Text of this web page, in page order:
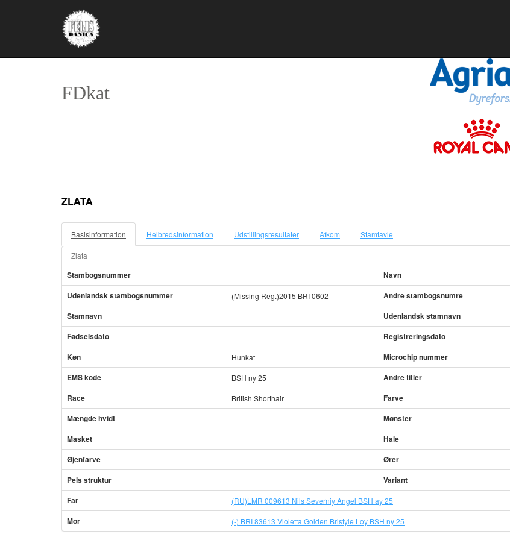
FDkat
ZLATA
Basisinformation Helbredsinformation Udstillingsresultater Afkom Stamtavle
Zlata
Stambogsnummer Navn
Udenlandsk stambogsnummer (Missing Reg.)2015 BRI 0602
Andre stambogsnumre
Stamnavn
Udenlandsk stamnavn
Fødselsdato
Registreringsdato
Køn
Hunkat
Microchip nummer
EMS kode
BSH ny 25
Andre titler
Race
British Shorthair Farve
Mængde hvidt Mønster
Masket
Hale
Øjenfarve
Ører
Pels struktur
Variant
Far (RU)LMR 009613 Nils Severniy Angel BSH ay 25
Mor (-) BRI 83613 Violetta Golden Bristyle Loy BSH ny 25